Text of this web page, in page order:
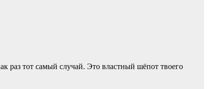
раз тот самый случай. Это властный шёпот твоего